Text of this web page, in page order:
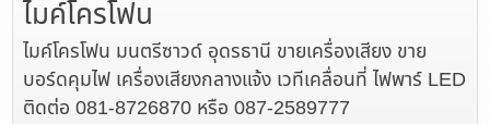
ไมค์โครโฟน
ไมค์โครโฟน มนตรีซาวด์ อุดรธานี ขายเครื่องเสียง ขาย
บอร์ดคุมไฟ เครื่องเสียงกลางแจ้ง เวทีเคลื่อนที่ ไฟพาร์ LED
ติดต่อ 081-8726870 หรือ 087-2589777